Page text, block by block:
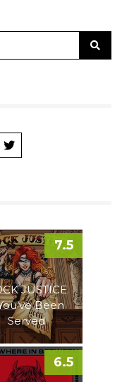
JUSTICE
Been
Served
7.5
6.5